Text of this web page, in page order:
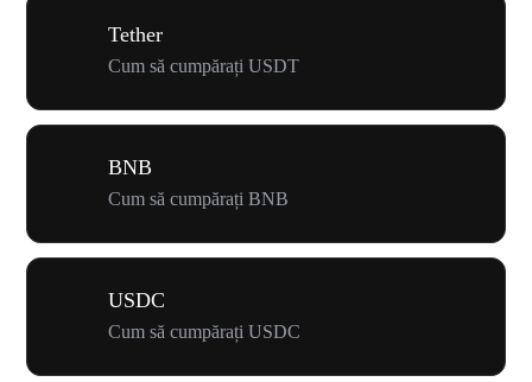
Tether
Cum să cumpărați USDT
BNB
Cum să cumpărați BNB
USDC
Cum să cumpărați USDC